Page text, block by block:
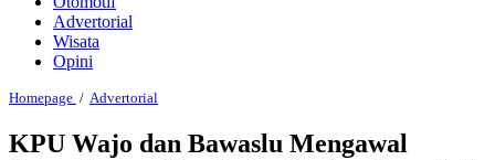
Advertorial
Wisata
Opini
Homepage / Advertorial
Bawaslu
KPU Wajo dan Bawaslu Mengawal